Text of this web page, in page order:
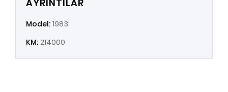
AYRINTILAR
Model: 1983
KM: 214000